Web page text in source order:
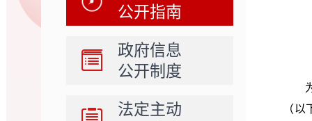
公开指南
政府信息
公开制度
法定主动
（